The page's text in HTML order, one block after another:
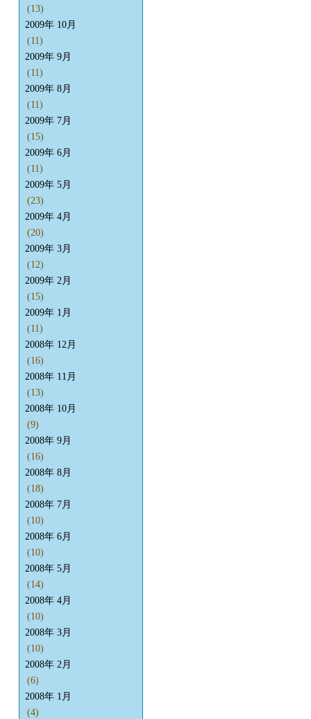
(13)
2009年 10月
(11)
2009年 9月
(11)
2009年 8月
(11)
2009年 7月
(15)
2009年 6月
(11)
2009年 5月
(23)
2009年 4月
(20)
2009年 3月
(12)
2009年 2月
(15)
2009年 1月
(11)
2008年 12月
(16)
2008年 11月
(13)
2008年 10月
(9)
2008年 9月
(16)
2008年 8月
(18)
2008年 7月
(10)
2008年 6月
(10)
2008年 5月
(14)
2008年 4月
(10)
2008年 3月
(10)
2008年 2月
(6)
2008年 1月
(4)